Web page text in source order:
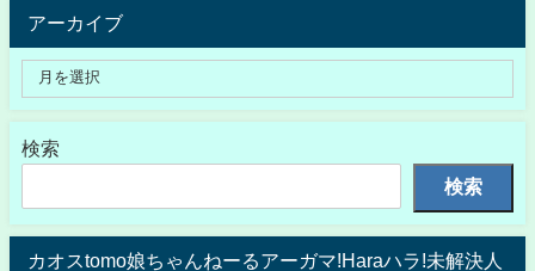
アーカイブ
検索
検索
カオスtomo娘ちゃんねーるアーガマ!Haraハラ!未解決人